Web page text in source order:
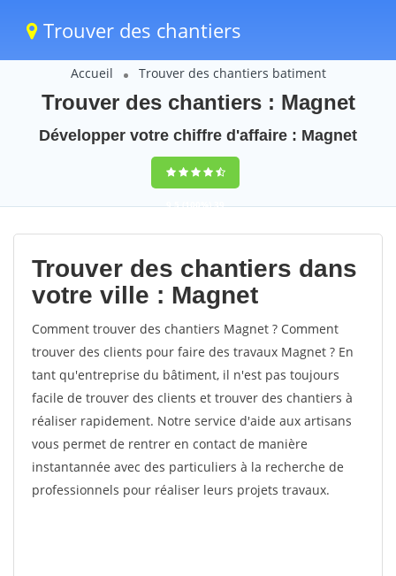
Trouver des chantiers
Accueil Trouver des chantiers batiment
Trouver des chantiers : Magnet
Développer votre chiffre d'affaire : Magnet
9,5(100%)39
votes
Trouver des chantiers dans
votre ville : Magnet
Comment trouver des chantiers Magnet ? Comment
trouver des clients pour faire des travaux Magnet ? En
tant qu'entreprise du bâtiment, il n'est pas toujours
facile de trouver des clients et trouver des chantiers à
réaliser rapidement. Notre service d'aide aux artisans
vous permet de rentrer en contact de manière
instantannée avec des particuliers à la recherche de
professionnels pour réaliser leurs projets travaux.